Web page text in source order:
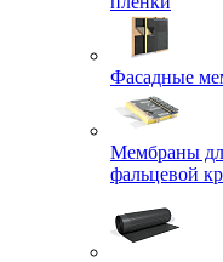
Фасадные
Мембраны
фальцевой